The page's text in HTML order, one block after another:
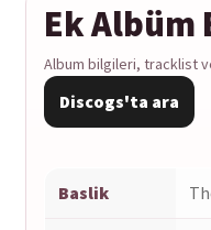
edition]
(2026)
adet
Ek
Album bilgileri, tracklist
Discogs'ta ara
Baslik